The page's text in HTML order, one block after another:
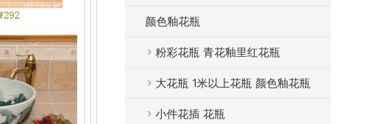
颜色釉花瓶
粉彩花瓶 青花釉里红花瓶
大花瓶 1米以上花瓶 颜色釉花瓶
小件花插 花瓶